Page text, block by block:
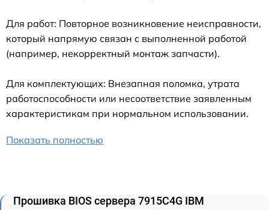
Для работ: Повторное возникновение неисправности,
который напрямую связан с выполненной работой
(например, некорректный монтаж запчасти).
Для комплектующих: Внезапная поломка, утрата
работоспособности или несоответствие заявленным
характеристикам при нормальном использовании.
Показать полностью
Прошивка BIOS сервера 7915C4G IBM